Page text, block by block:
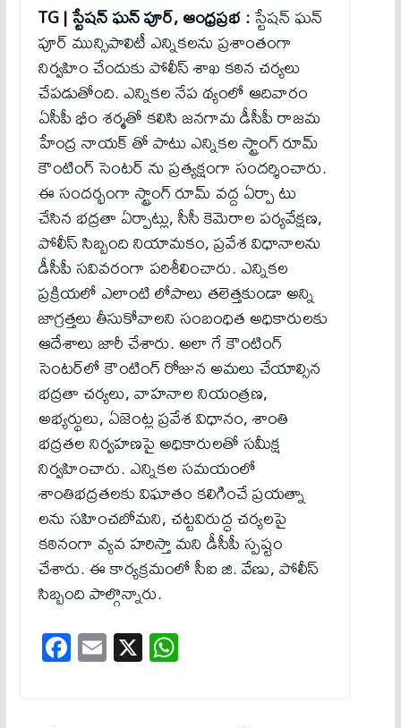
TG |స్టేషన్ ఘన్ పూర్, ఆంధ్రప్రభ :స్టేషన్ ఘన్
పూర్ మున్సిపాలిటీ ఎన్నికలను ప్రశాంతంగా
నిర్వహిం చేందుకు పోలీస్ శాఖ కఠిన చర్యలు
చేపడుతోంది. ఎన్నికల నేప థ్యంలో ఆదివారం
ఏసీపీ భీం శర్మతో కలిసి జనగామ డీసీపీ రాజమ
హేంద్ర నాయక్ తో పాటు ఎన్నికల స్ట్రాంగ్ రూమ్
కౌంటింగ్ సెంటర్ ను ప్రత్యక్షంగా సందర్శించారు.
ఈ సందర్భంగా స్ట్రాంగ్ రూమ్ వద్ద ఏర్పా టు
చేసిన భద్రతా ఏర్పాట్లు, సీసీ కెమెరాల పర్యవేక్షణ,
పోలీస్ సిబ్బంది నియామకం, ప్రవేశ విధానాలను
డీసీపీ సవివరంగా పరిశీలించారు. ఎన్నికల
ప్రక్రియలో ఎలాంటి లోపాలు తలెత్తకుండా అన్ని
జాగ్రత్తలు తీసుకోవాలని సంబంధిత అధికారులకు
ఆదేశాలు జారీ చేశారు. అలా గే కౌంటింగ్
సెంటర్‌లో కౌంటింగ్ రోజున అమలు చేయాల్సిన
భద్రతా చర్యలు, వాహనాల నియంత్రణ,
అభ్యర్థులు, ఏజెంట్ల ప్రవేశ విధానం, శాంతి
భద్రతల నిర్వహణపై అధికారులతో సమీక్ష
నిర్వహించారు. ఎన్నికల సమయంలో
శాంతిభద్రతలకు విఘాతం కలిగించే ప్రయత్నా
లను సహించబోమని, చట్టవిరుద్ధ చర్యలపై
కఠినంగా వ్యవ హరిస్తా మని డీసీపీ స్పష్టం
చేశారు. ఈ కార్యక్రమంలో సీఐ జి. వేణు, పోలీస్
సిబ్బంది పాల్గొన్నారు.
Fa
ce
E
m
X W
ha